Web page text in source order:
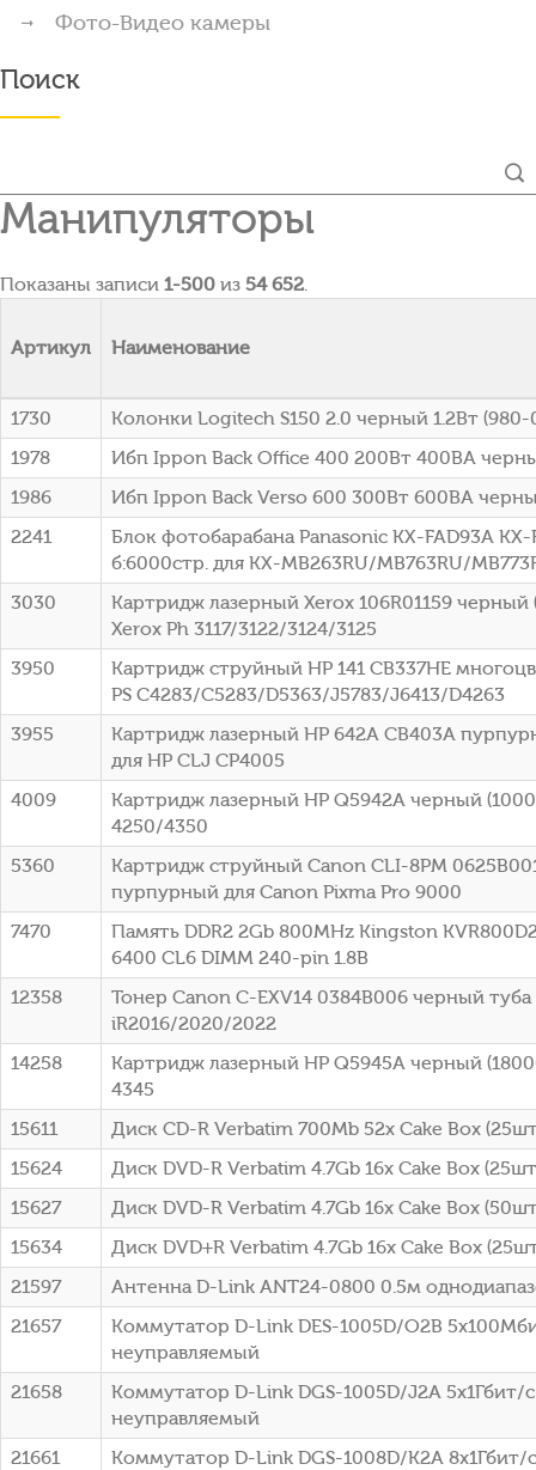
Фото-Видео камеры
Поиск
Манипуляторы
Показаны записи 1-500 из 54 652.
Артикул Наименование
1730
Колонки Logitech S150 2.0 черный 1.2Вт
1978
Ибп Ippon Back Office 400 200Вт 400ВА
1986
Ибп Ippon Back Verso 600 300Вт 600ВА
2241
Блок фотобарабана Panasonic KX-FAD93A KX-
б:6000стр. для KX-MB263RU/MB763RU/
3030
Картридж лазерный Xerox 106R01159 черный
Xerox Ph 3117/3122/3124/3125
3950
Картридж струйный HP 141 CB337HE
PS C4283/C5283/D5363/J5783/J6413/D4263
3955
Картридж лазерный HP 642A CB403A
для HP CLJ CP4005
4009
Картридж лазерный HP Q5942A черный
4250/4350
5360
Картридж струйный Canon CLI-8PM
пурпурный для Canon Pixma Pro 9000
7470
Память DDR2 2Gb 800MHz Kingston
6400 CL6 DIMM 240-pin 1.8В
12358
Тонер Canon C-EXV14 0384B006 черный
iR2016/2020/2022
14258
Картридж лазерный HP Q5945A черный
4345
15611
Диск CD-R Verbatim 700Mb 52x Cake Box
15624
Диск DVD-R Verbatim 4.7Gb 16x Cake Box
15627
Диск DVD-R Verbatim 4.7Gb 16x Cake Box
15634
Диск DVD+R Verbatim 4.7Gb 16x Cake Box
21597
Антенна D-Link ANT24-0800 0.5м
21657
Коммутатор D-Link DES-1005D/O2B
неуправляемый
21658
Коммутатор D-Link DGS-1005D/J2A 5x1Гбит/с
неуправляемый
21661
Коммутатор D-Link DGS-1008D/K2A 8x1Гбит/с